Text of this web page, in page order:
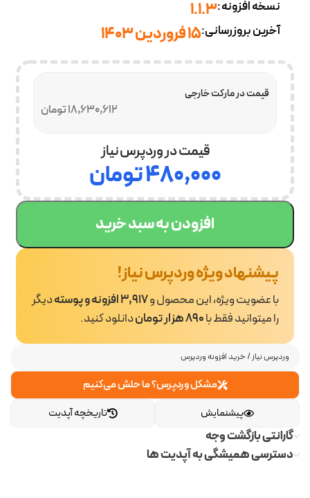
وردپرس نیاز/خرید افزونه وردپرس
مشکل وردپرس؟ ما حلش می‌کنیم
تاریخچه آپدیت
پیشنمایش
گارانتی بازگشت وجه
دسترسی همیشگی به آپدیت ها
نسخه افزونه:1.1.3
آخرین بروزرسانی:15 فروردین 1403
18,630,612 تومان
قیمت در مارکت خارجی
قیمت در وردپرس نیاز
۴۸۰,۰۰۰تومان
افزودن به سبد خرید
پیشنهاد ویژه وردپرس نیاز!
با عضویت ویژه، این محصول و3,917 افزونه و پوسته
دیگر
را میتوانید فقط با890 هزار تومان دانلود کنید.